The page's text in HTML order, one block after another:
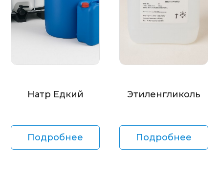
Натр Едкий
Подробнее
Этиленгликоль
Подробнее